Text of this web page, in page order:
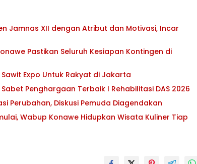
Jamnas XII dengan Atribut dan Motivasi, Incar
Pastikan Seluruh Kesiapan Kontingen di
Expo Untuk Rakyat di Jakarta
Penghargaan Terbaik I Rehabilitasi DAS 2026
Perubahan, Diskusi Pemuda Diagendakan
Wabup Konawe Hidupkan Wisata Kuliner Tiap